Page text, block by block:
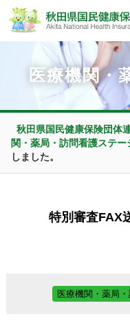
医療機関・
秋田県国民健康保険団体
関・薬局・訪問看護ステー
しました。
特別審査FAX
医療機関・薬局